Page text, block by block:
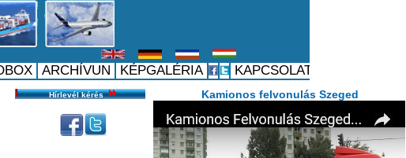
Hírlevél kérés